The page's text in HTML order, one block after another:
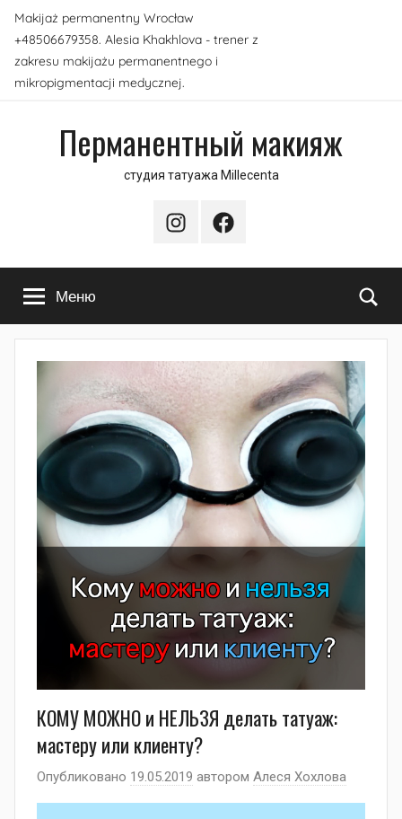
Перейти
содержимому
Makijaż permanentny Wrocław
+48506679358. Alesia Khakhlova - trener z
zakresu makijażu permanentnego i
mikropigmentacji medycznej.
Перманентный макияж
студия татуажа Millecenta
InstagramFacebook
Меню
КОМУ МОЖНО и НЕЛЬЗЯ делать татуаж:
мастеру или клиенту?
Опубликовано 19.05.2019 автором Алеся Хохлова